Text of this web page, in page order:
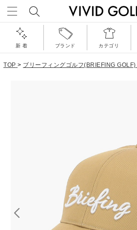
新 着 ブランド カテゴリ
TOP > ブリーフィングゴルフ(BRIEFING GOLF)